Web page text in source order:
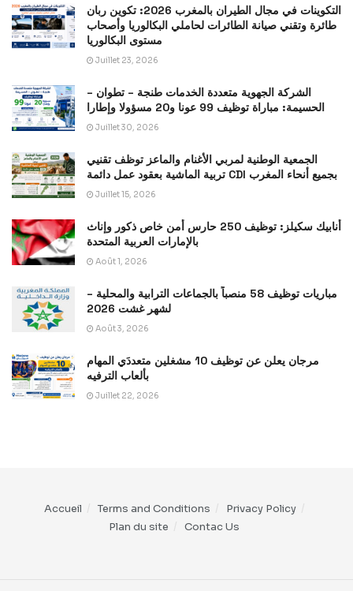
التكوينات في مجال الطيران بالمغرب 2026: تكوين ربان
طائرة وتقني صيانة الطائرات لحاملي البكالوريا وأصحاب
مستوى البكالوريا
Juillet 23, 2026
الشركة الجهوية متعددة الخدمات طنجة – تطوان –
الحسيمة: مباراة توظيف 99 عونا و20 مسؤولا وإطارا
Juillet 30, 2026
الجمعية الوطنية لمربي الأغنام والماعز توظف تقنيي
تربية الماشية بعقود عمل دائمة CDI بجميع أنحاء المغرب
Juillet 15, 2026
أنابيك سكيلز: توظيف 250 حارس أمن خاص ذكور وإناث
بالإمارات العربية المتحدة
Août 1, 2026
مباريات توظيف 58 منصباً بالجماعات الترابية والمحلية –
لشهر غشت 2026
Août 3, 2026
مرجان يعلن عن توظيف 10 مشغلين متعددَي المهام
بألعاب الترفيه
Juillet 22, 2026
Accueil Terms and Conditions
Privacy Policy
Plan du site
Contac Us